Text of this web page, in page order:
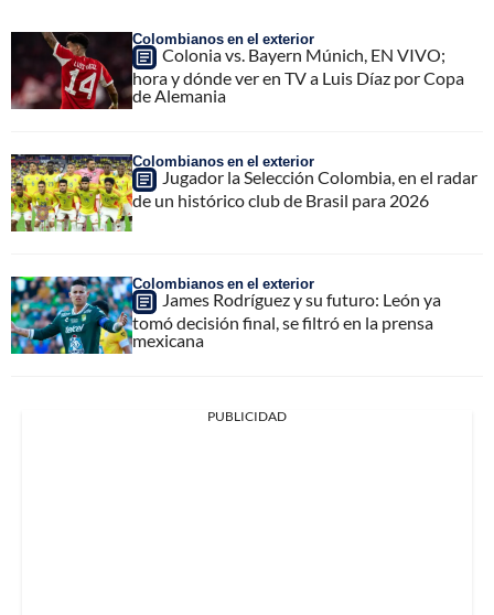
Colombianos en el exterior
Colonia vs. Bayern Múnich, EN VIVO;
hora y dónde ver en TV a Luis Díaz por Copa
de Alemania
Colombianos en el exterior
Jugador la Selección Colombia, en el radar
de un histórico club de Brasil para 2026
Colombianos en el exterior
James Rodríguez y su futuro: León ya
tomó decisión final, se filtró en la prensa
mexicana
PUBLICIDAD